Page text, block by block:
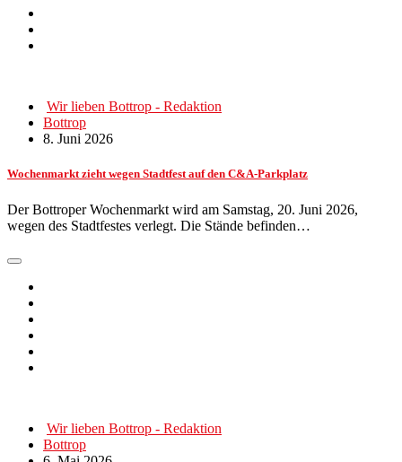
Wir lieben Bottrop - Redaktion
Bottrop
8. Juni 2026
Wochenmarkt zieht wegen Stadtfest auf den C&A-Parkplatz
Der Bottroper Wochenmarkt wird am Samstag, 20. Juni 2026,
wegen des Stadtfestes verlegt. Die Stände befinden…
Wir lieben Bottrop - Redaktion
Bottrop